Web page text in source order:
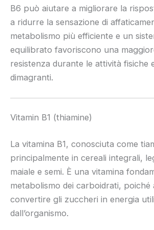
B6 può aiutare a migliorare la
a ridurre la sensazione di
metabolismo più efficiente e un
equilibrato favoriscono una
resistenza durante le attività fisiche
dimagranti.
Vitamin B1 (thiamine)
La vitamina B1, conosciuta come
principalmente in cereali integrali,
maiale e semi. È una vitamina
metabolismo dei carboidrati, poiché
convertire gli zuccheri in energia
dall’organismo.